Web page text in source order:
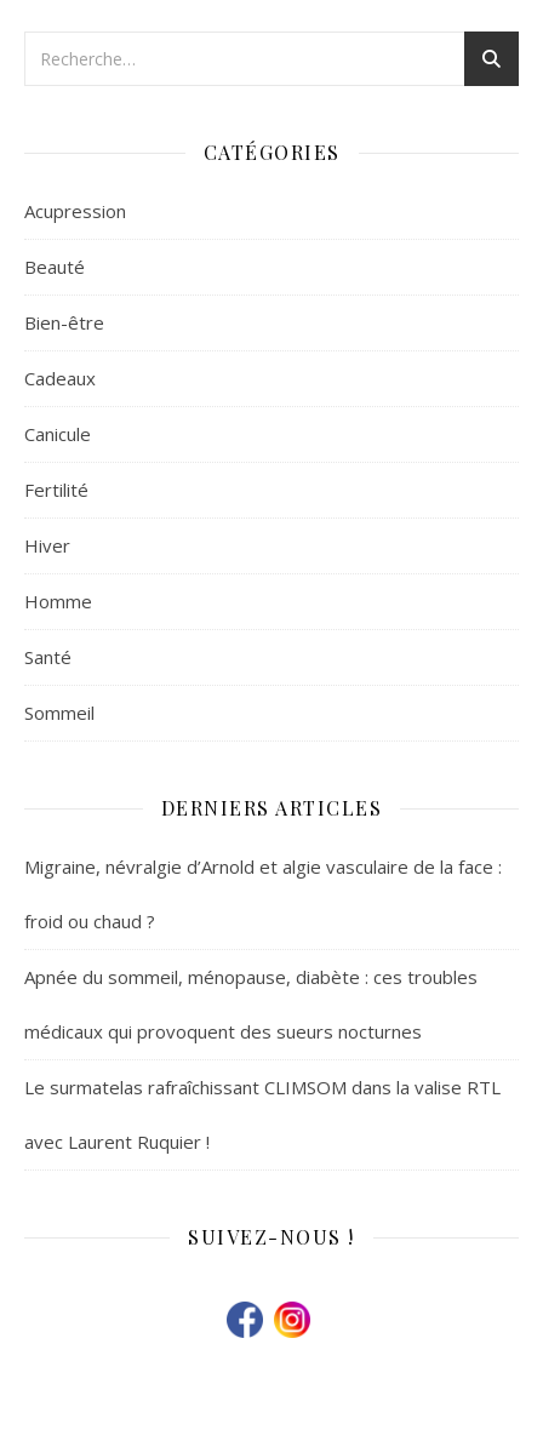
CATÉGORIES
Acupression
Beauté
Bien-être
Cadeaux
Canicule
Fertilité
Hiver
Homme
Santé
Sommeil
DERNIERS ARTICLES
Migraine, névralgie d’Arnold et algie vasculaire de la face :
froid ou chaud ?
Apnée du sommeil, ménopause, diabète : ces troubles
médicaux qui provoquent des sueurs nocturnes
Le surmatelas rafraîchissant CLIMSOM dans la valise RTL
avec Laurent Ruquier !
SUIVEZ-NOUS !